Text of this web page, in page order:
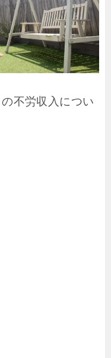
不労収入につい